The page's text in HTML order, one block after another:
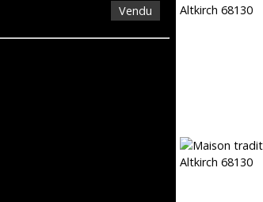
Vendu